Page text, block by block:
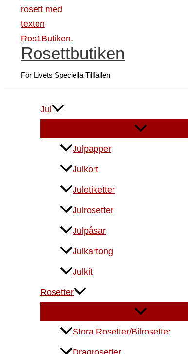
Rosettbutiken
För Livets Speciella Tillfällen
Jul
Julpapper
Julkort
Juletiketter
Julrosetter
Julpåsar
Julkartong
Julkit
Rosetter
Stora Rosetter/Bilrosetter